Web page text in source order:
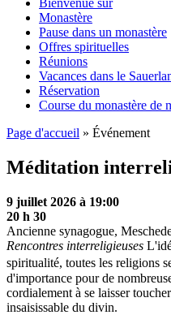
Monastère
Pause dans un monastère
Offres spirituelles
Réunions
Vacances dans le
Réservation
Course du monastère de
Page d'accueil » Événement
Méditation
9 juillet 2026 à 19:00
20 h 30
Ancienne synagogue,
Rencontres interreligieuses
spiritualité, toutes les religions
d'importance pour de
cordialement à se laisser
insaisissable du divin.